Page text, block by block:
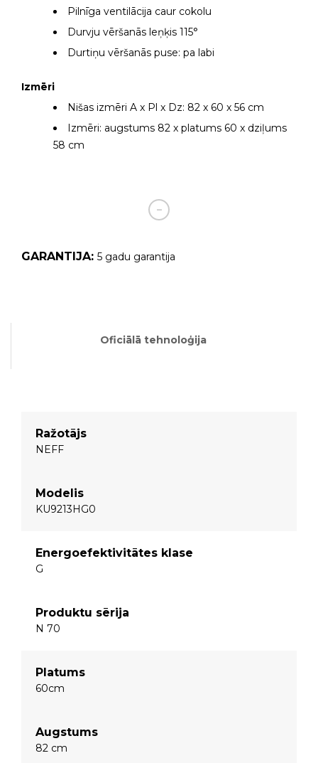
Pilnīga ventilācija caur cokolu
Durvju vēršanās leņķis 115°
Durtiņu vēršanās puse: pa labi
Izmēri
Nišas izmēri A x Pl x Dz: 82 x 60 x 56 cm
Izmēri: augstums 82 x platums 60 x dziļums
58 cm
GARANTIJA: 5 gadu garantija
Oficiālā tehnoloģija
Ražotājs
NEFF
Modelis
KU9213HG0
Energoefektivitātes klase
G
Produktu sērija
N 70
Platums
60cm
Augstums
82 cm